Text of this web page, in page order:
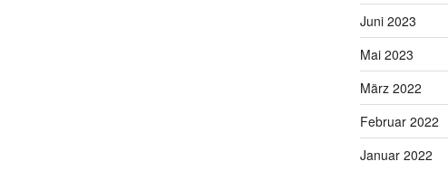
Juni 2023
Mai 2023
März 2022
Februar 2022
Januar 2022